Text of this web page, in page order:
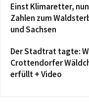
Einst Klimaretter,
Zahlen zum
und Sachsen
Der Stadtrat tagte:
Crottendorfer
erfüllt + Video